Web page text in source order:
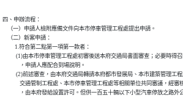
四、申辦流程：
    （一）申請人檢附應備文件向本市停車管理工程處提出申請。
    （二）新案申請：
          1.符合第二點第一項第一款者：
(1)由本市停車管理工程處初審後送本府交通局書面審查；必要時得
              ，申請人應配合到場說明。
(2)前述審查，由本府交通局轉請本府都市發展局、本市建築管理工
交通管制工程處、本市停車管理工程處等相關單位共同審議，經審
，由本府發給設置許可。但供一百五十輛以下小型汽車停放之路外